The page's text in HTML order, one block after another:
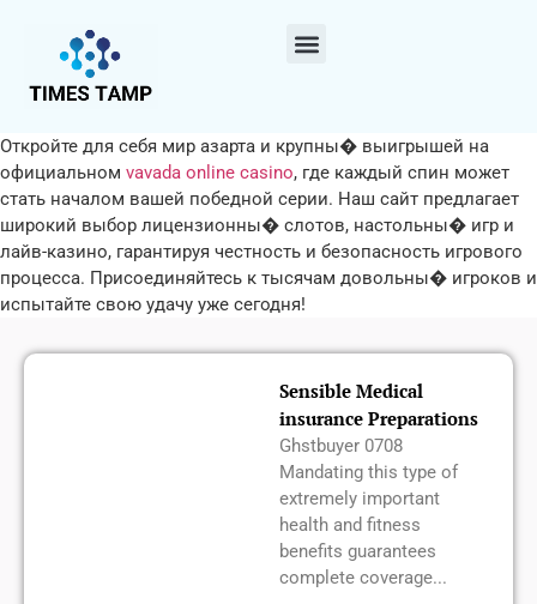
Откройте для себя мир азарта и крупны� выигрышей на
официальном vavada online casino, где каждый спин может
стать началом вашей победной серии. Наш сайт предлагает
широкий выбор лицензионны� слотов, настольны� игр и
лайв-казино, гарантируя честность и безопасность игрового
процесса. Присоединяйтесь к тысячам довольны� игроков и
испытайте свою удачу уже сегодня!
Sensible Medical
insurance Preparations
Ghstbuyer 0708
Mandating this type of
extremely important
health and fitness
benefits guarantees
complete coverage...